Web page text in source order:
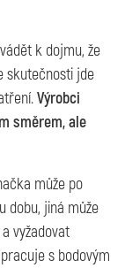
k dojmu, že
skutečnosti jde
Výrobci
směrem, ale
může po
dobu, jiná může
vyžadovat
s bodovým